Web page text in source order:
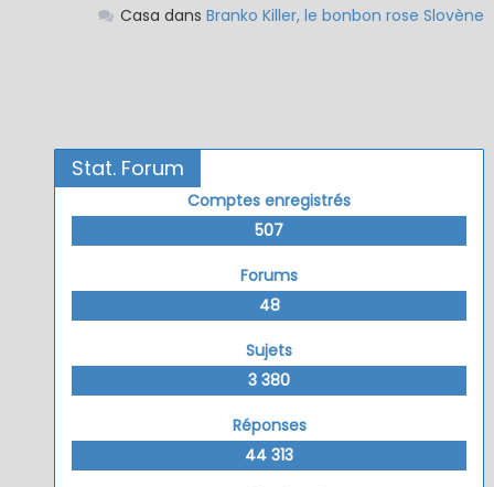
Casa dans Branko Killer, le bonbon rose Slovène
Stat. Forum
Comptes enregistrés
507
Forums
48
Sujets
3 380
Réponses
44 313